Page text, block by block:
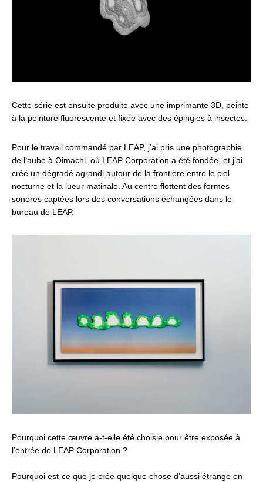
Cette série est ensuite produite avec une imprimante 3D, peinte
à la peinture fluorescente et fixée avec des épingles à insectes.
Pour le travail commandé par LEAP, j’ai pris une photographie
de l’aube à Oimachi, où LEAP Corporation a été fondée, et j’ai
créé un dégradé agrandi autour de la frontière entre le ciel
nocturne et la lueur matinale. Au centre flottent des formes
sonores captées lors des conversations échangées dans le
bureau de LEAP.
Pourquoi cette œuvre a-t-elle été choisie pour être exposée à
l’entrée de LEAP Corporation ?
Pourquoi est-ce que je crée quelque chose d’aussi étrange en